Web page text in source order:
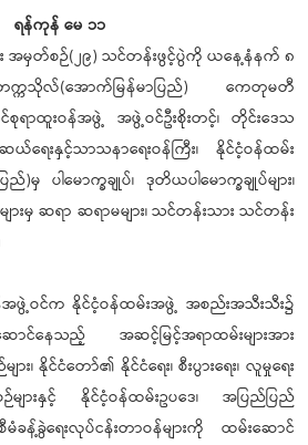
ရန်ကုန် မေ ၁၁
အမှတ်စဉ်(၂၉) သင်တန်းဖွင့်ပွဲကို ယနေ့နံနက် ၈
ကသိုလ်(အောက်မြန်မာပြည်) ကေတုမတီ
င်စုရာထူးဝန်အဖွဲ့ အဖွဲ့ဝင်ဦးစိုးတင့်၊ တိုင်းဒေသ
ရေးနှင့်သာသနာရေးဝန်ကြီး၊ နိုင်ငံ့ဝန်ထမ်း
ပါမောက္ခချုပ်၊ ဒုတိယပါမောက္ခချုပ်များ၊
ားမှ ဆရာ ဆရာမများ၊ သင်တန်းသား သင်တန်း
န်အဖွဲ့ဝင်က နိုင်ငံ့ဝန်ထမ်းအဖွဲ့ အစည်းအသီးသီး၌
င်နေသည့် အဆင့်မြင့်အရာထမ်းများအား
း၊ နိုင်ငံတော်၏ နိုင်ငံရေး၊ စီးပွားရေး၊ လူမှုရေး
ဉ်များနှင့် နိုင်ငံ့ဝန်ထမ်းဥပဒေ၊ အပြည်ပြည်
န့်ခွဲရေးလုပ်ငန်းတာဝန်များကို ထမ်းဆောင်